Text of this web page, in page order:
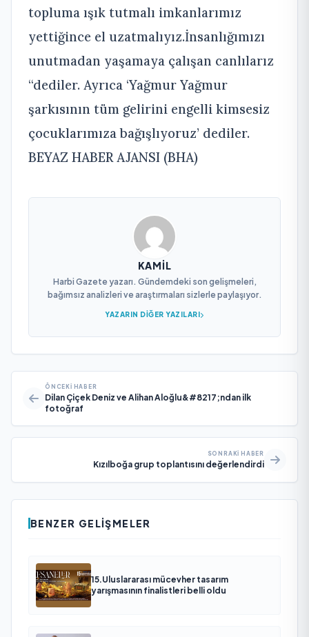
topluma ışık tutmalı imkanlarımız
yettiğince el uzatmalıyız.İnsanlığımızı
unutmadan yaşamaya çalışan canlılarız
“dediler. Ayrıca ‘Yağmur Yağmur
şarkısının tüm gelirini engelli kimsesiz
çocuklarımıza bağışlıyoruz’ dediler.
BEYAZ HABER AJANSI (BHA)
KAMIL
Harbi Gazete yazarı. Gündemdeki son gelişmeleri,
bağımsız analizleri ve araştırmaları sizlerle paylaşıyor.
YAZARIN DIĞER YAZILARI
ÖNCEKI HABER
Dilan Çiçek Deniz ve Alihan Aloğlu&#8217;ndan ilk
fotoğraf
SONRAKI HABER
Kızılboğa grup toplantısını değerlendirdi
BENZER GELIŞMELER
15.Uluslararası mücevher tasarım
yarışmasının finalistleri belli oldu